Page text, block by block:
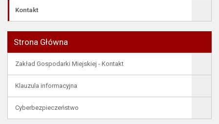
Kontakt
Strona Główna
Zakład Gospodarki Miejskiej - Kontakt
Klauzula informacyjna
Cyberbezpieczeństwo